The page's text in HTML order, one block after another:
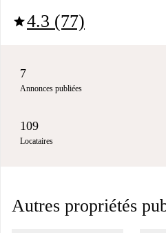
star4.3 (77)
7
Annonces publiées
109
Locataires
Autres propriétés